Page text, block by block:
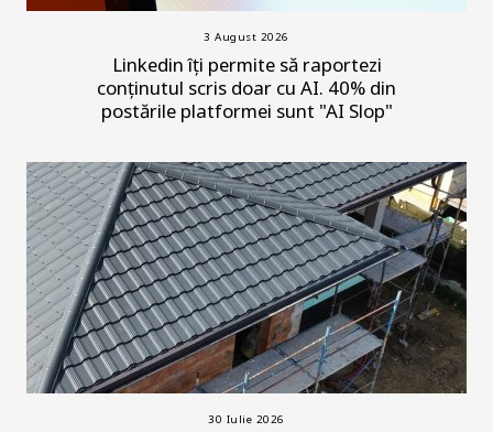
3 August 2026
Linkedin îți permite să raportezi
conținutul scris doar cu AI. 40% din
postările platformei sunt "AI Slop"
30 Iulie 2026